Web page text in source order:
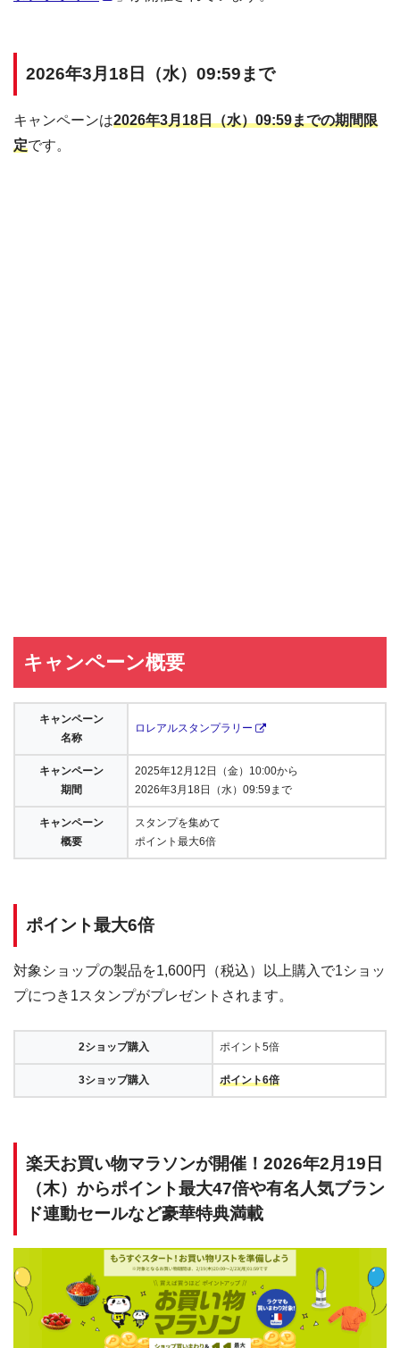
2026年3月18日（水）09:59まで
キャンペーンは2026年3月18日（水）09:59までの期間限
定です。
キャンペーン概要
キャンペーン
名称
ロレアルスタンプラリー
キャンペーン
期間
2025年12月12日（金）10:00から
2026年3月18日（水）09:59まで
キャンペーン
概要
スタンプを集めて
ポイント最大6倍
ポイント最大6倍
対象ショップの製品を1,600円（税込）以上購入で1ショッ
プにつき1スタンプがプレゼントされます。
2ショップ購入 ポイント5倍
3ショップ購入 ポイント6倍
楽天お買い物マラソンが開催！2026年2月19日
（木）からポイント最大47倍や有名人気ブラン
ド連動セールなど豪華特典満載